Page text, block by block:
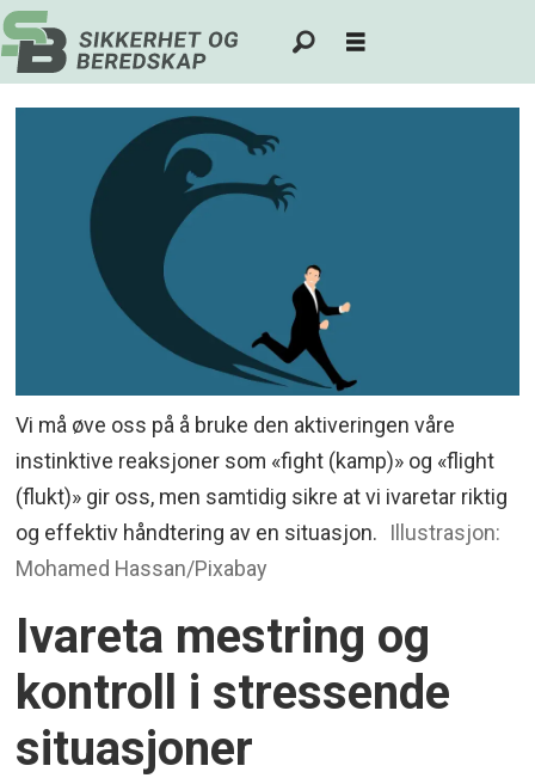
Vi må øve oss på å bruke den aktiveringen våre
instinktive reaksjoner som «fight (kamp)» og «flight
(flukt)» gir oss, men samtidig sikre at vi ivaretar riktig
og effektiv håndtering av en situasjon.
Illustrasjon:
Mohamed Hassan/Pixabay
Ivareta mestring og
kontroll i stressende
situasjoner